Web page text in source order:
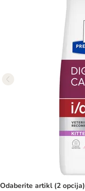
Odaberite artikl (2 opcija)